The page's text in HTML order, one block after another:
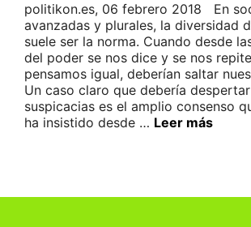
politikon.es, 06 febrero 2018 En
avanzadas y plurales, la diversidad
suele ser la norma. Cuando desde
del poder se nos dice y se nos
pensamos igual, deberían saltar
Un caso claro que debería
suspicacias es el amplio consenso
ha insistido desde … Leer más